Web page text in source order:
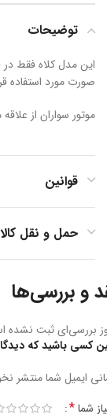
توضیحات
این مدل کلاه فقط
صورت مورد استفاده
موتور سواران از
قوانین
حمل و نقل کالا
و بررسی‌ها
بررسی‌ای ثبت نشده
کسی باشید که
ایمیل شما منتشر
شما*